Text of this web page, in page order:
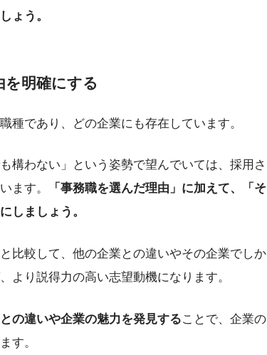
ょう。
を明確にする
種であり、どの企業にも存在しています。
構わない」という姿勢で望んでいては、採用さ
ます。
「事務職を選んだ理由」に加えて、「そ
しましょう。
比較して、他の企業との違いやその企業でしか
より説得力の高い志望動機になります。
の違いや企業の魅力を発見することで、企業の
す。